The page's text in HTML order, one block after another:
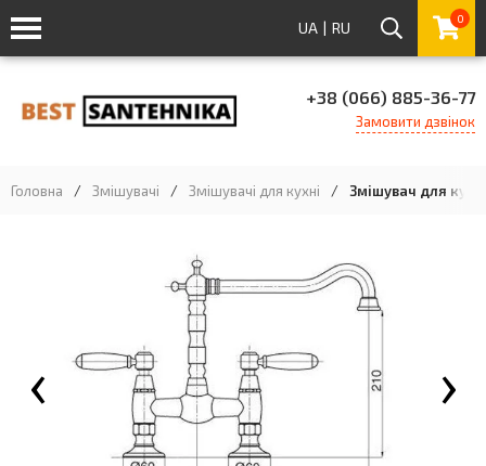
UA | RU 0
+38 (066) 885-36-77
Замовити дзвінок
Головна / Змішувачі / Змішувачі для кухні / Змішувач для
‹ ›